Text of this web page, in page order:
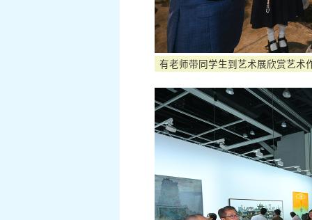
有老师带同学生到艺术展欣赏艺术